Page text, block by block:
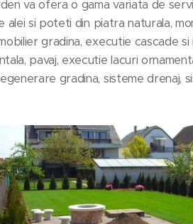
va ofera o gama variata de
alei si poteti din piatra naturala,
gradina, executie cascade
pavaj, executie lacuri
gradina, sisteme drenaj,